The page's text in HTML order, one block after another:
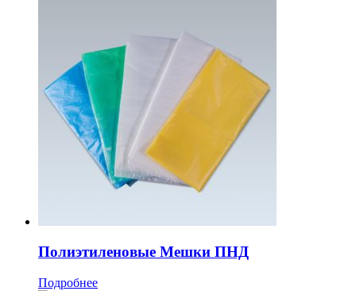
Полиэтиленовые Мешки ПНД
Подробнее